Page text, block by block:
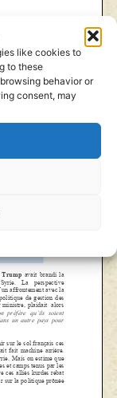
like cookies to
to these
behavior or
consent, may